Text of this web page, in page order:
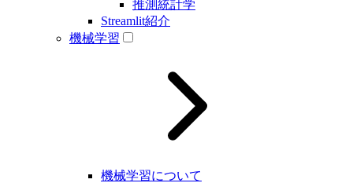
推測統計学
Streamlit紹介
機械学習
機械学習について